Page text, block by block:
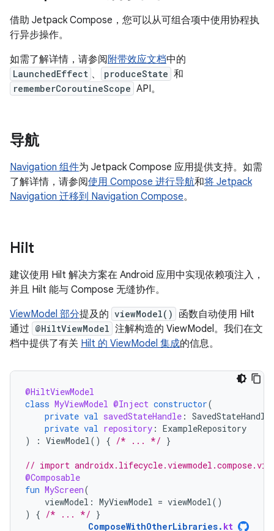
借助 Jetpack Compose，您可以从可组合项中使用协程执
行异步操作。
如需了解详情，请参阅 附带效应文档中的
LaunchedEffect 、 produceState 和
rememberCoroutineScope API。
导航
Navigation 组件为 Jetpack Compose 应用提供支持。如需
了解详情，请参阅使用 Compose 进行导航和将 Jetpack
Navigation 迁移到 Navigation Compose。
Hilt
建议使用 Hilt 解决方案在 Android 应用中实现依赖项注入，
并且 Hilt 能与 Compose 无缝协作。
ViewModel 部分提及的 viewModel()
函数自动使用 Hilt
通过 @HiltViewModel 注解构造的 ViewModel。我们在文
档中提供了有关 Hilt 的 ViewModel 集成的信息。
@HiltViewModel
class MyViewModel @Inject constructor(
private val savedStateHandle : SavedStateHandle
private val repository : ExampleRepository
)
: ViewModel() { /* ... */ }
// import
@Composable
fun MyScreen(
viewModel : MyViewModel = viewModel()
)
{ /* ... */ }
ComposeWithOtherLibraries. kt